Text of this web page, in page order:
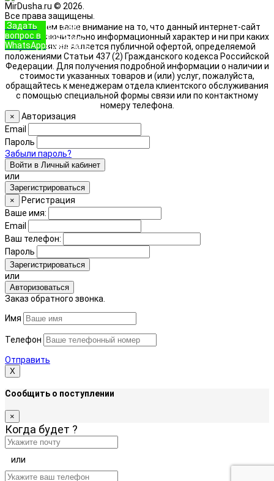
MirDusha.ru © 2026.
Все права защищены.
Обращаем ваше внимание на то, что данный интернет-сайт
носит исключительно информационный характер и ни при каких
условиях не является публичной офертой, определяемой
положениями Статьи 437 (2) Гражданского кодекса Российской
Федерации. Для получения подробной информации о наличии и
стоимости указанных товаров и (или) услуг, пожалуйста,
обращайтесь к менеджерам отдела клиентского обслуживания
с помощью специальной формы связи или по контактному
номеру телефона.
Задать
вопрос в
WhatsApp
+7 (933)
888-8322
Позвонить
×
Авторизация
Email
Пароль
Забыли пароль?
Войти в Личный кабинет
или
Зарегистрироваться
×
Регистрация
Ваше имя:
Email
Ваш телефон:
Пароль
Зарегистрироваться
или
Авторизоваться
Заказ обратного звонка.
Имя
Телефон
Отправить
Х
Сообщить о поступлении
×
Когда будет ?
или